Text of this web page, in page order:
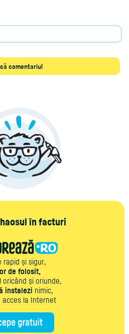
în facturi
rapid și sigur,
de folosit,
oricând și oriunde,
instalezi nimic,
acces la Internet